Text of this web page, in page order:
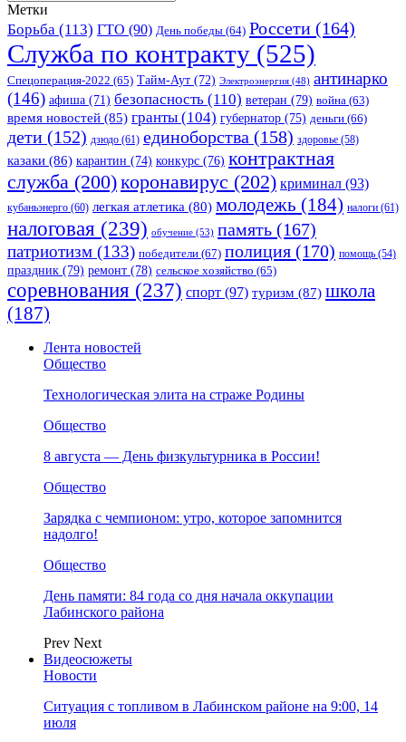
Метки
Борьба (113) ГТО (90) День победы (64) Россети (164)
Служба по контракту (525)
Спецоперация-2022 (65) Тайм-Аут (72) Электроэнергия (48) антинарко
(146) афиша (71) безопасность (110) ветеран (79) война (63)
время новостей (85) гранты (104) губернатор (75) деньги (66)
дети (152) дзюдо (61) единоборства (158) здоровье (58)
казаки (86) карантин (74) конкурс (76) контрактная
служба (200)коронавирус (202) криминал (93)
кубаньэнерго (60) легкая атлетика (80) молодежь (184) налоги (61)
налоговая (239) обучение (53) память (167)
патриотизм (133) победители (67) полиция (170) помощь (54)
праздник (79) ремонт (78) сельское хозяйство (65)
соревнования (237) спорт (97) туризм (87) школа
(187)
Лента новостей
Общество
Технологическая элита на страже Родины
Общество
8 августа — День физкультурника в России!
Общество
Зарядка с чемпионом: утро, которое запомнится
надолго!
Общество
День памяти: 84 года со дня начала оккупации
Лабинского района
Prev Next
Видеосюжеты
Новости
Ситуация с топливом в Лабинском районе на 9:00, 14
июля